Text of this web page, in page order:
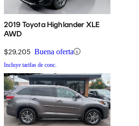
2019 Toyota Highlander XLE
AWD
$29,205 Buena oferta
Incluye tarifas de conc.